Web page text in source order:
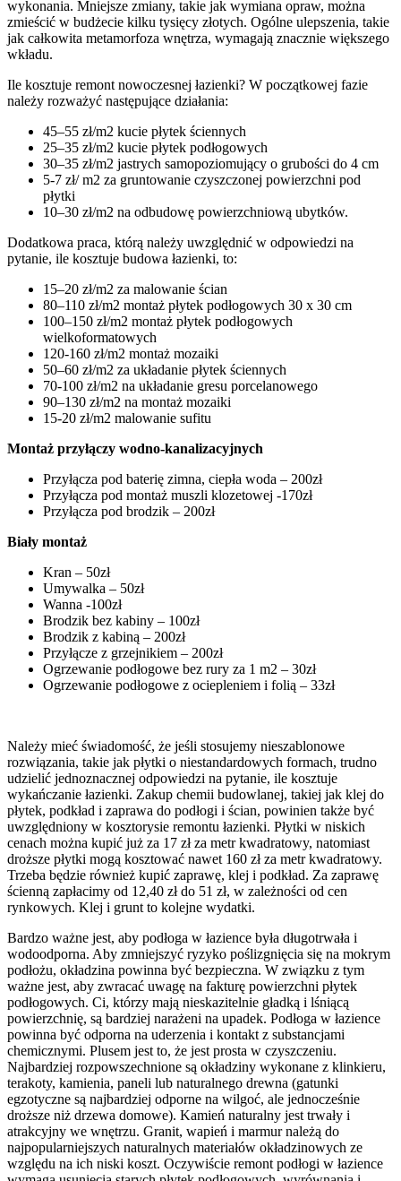
wykonania. Mniejsze zmiany, takie jak wymiana opraw, można
zmieścić w budżecie kilku tysięcy złotych. Ogólne ulepszenia, takie
jak całkowita metamorfoza wnętrza, wymagają znacznie większego
wkładu.
Ile kosztuje remont nowoczesnej łazienki? W początkowej fazie
należy rozważyć następujące działania:
45–55 zł/m2 kucie płytek ściennych
25–35 zł/m2 kucie płytek podłogowych
30–35 zł/m2 jastrych samopoziomujący o grubości do 4 cm
5-7 zł/ m2 za gruntowanie czyszczonej powierzchni pod
płytki
10–30 zł/m2 na odbudowę powierzchniową ubytków.
Dodatkowa praca, którą należy uwzględnić w odpowiedzi na
pytanie, ile kosztuje budowa łazienki, to:
15–20 zł/m2 za malowanie ścian
80–110 zł/m2 montaż płytek podłogowych 30 x 30 cm
100–150 zł/m2 montaż płytek podłogowych
wielkoformatowych
120-160 zł/m2 montaż mozaiki
50–60 zł/m2 za układanie płytek ściennych
70-100 zł/m2 na układanie gresu porcelanowego
90–130 zł/m2 na montaż mozaiki
15-20 zł/m2 malowanie sufitu
Montaż przyłączy wodno-kanalizacyjnych
Przyłącza pod baterię zimna, ciepła woda – 200zł
Przyłącza pod montaż muszli klozetowej -170zł
Przyłącza pod brodzik – 200zł
Biały montaż
Kran – 50zł
Umywalka – 50zł
Wanna -100zł
Brodzik bez kabiny – 100zł
Brodzik z kabiną – 200zł
Przyłącze z grzejnikiem – 200zł
Ogrzewanie podłogowe bez rury za 1 m2 – 30zł
Ogrzewanie podłogowe z ociepleniem i folią – 33zł
Należy mieć świadomość, że jeśli stosujemy nieszablonowe
rozwiązania, takie jak płytki o niestandardowych formach, trudno
udzielić jednoznacznej odpowiedzi na pytanie, ile kosztuje
wykańczanie łazienki. Zakup chemii budowlanej, takiej jak klej do
płytek, podkład i zaprawa do podłogi i ścian, powinien także być
uwzględniony w kosztorysie remontu łazienki. Płytki w niskich
cenach można kupić już za 17 zł za metr kwadratowy, natomiast
droższe płytki mogą kosztować nawet 160 zł za metr kwadratowy.
Trzeba będzie również kupić zaprawę, klej i podkład. Za zaprawę
ścienną zapłacimy od 12,40 zł do 51 zł, w zależności od cen
rynkowych. Klej i grunt to kolejne wydatki.
Bardzo ważne jest, aby podłoga w łazience była długotrwała i
wodoodporna. Aby zmniejszyć ryzyko poślizgnięcia się na mokrym
podłożu, okładzina powinna być bezpieczna. W związku z tym
ważne jest, aby zwracać uwagę na fakturę powierzchni płytek
podłogowych. Ci, którzy mają nieskazitelnie gładką i lśniącą
powierzchnię, są bardziej narażeni na upadek. Podłoga w łazience
powinna być odporna na uderzenia i kontakt z substancjami
chemicznymi. Plusem jest to, że jest prosta w czyszczeniu.
Najbardziej rozpowszechnione są okładziny wykonane z klinkieru,
terakoty, kamienia, paneli lub naturalnego drewna (gatunki
egzotyczne są najbardziej odporne na wilgoć, ale jednocześnie
droższe niż drzewa domowe). Kamień naturalny jest trwały i
atrakcyjny we wnętrzu. Granit, wapień i marmur należą do
najpopularniejszych naturalnych materiałów okładzinowych ze
względu na ich niski koszt. Oczywiście remont podłogi w łazience